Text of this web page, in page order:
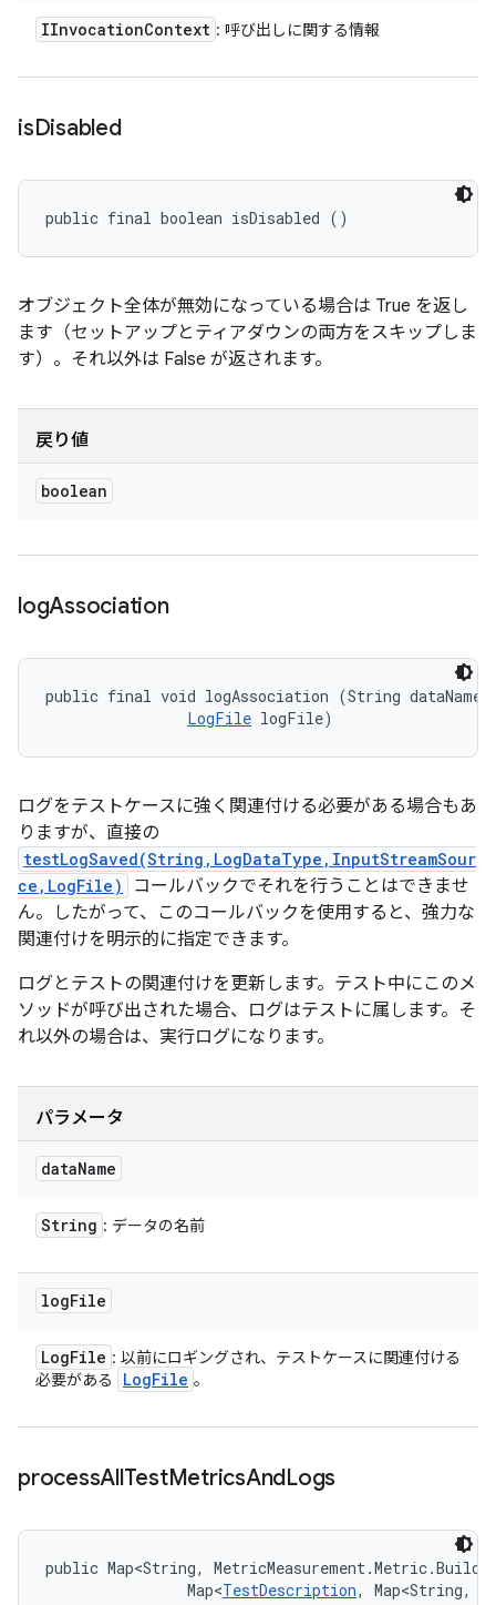
IInvocationContext : 呼び出しに関する情報
isDisabled
public final boolean isDisabled ()
オブジェクト全体が無効になっている場合は True を返し
ます（セットアップとティアダウンの両方をスキップしま
す）。それ以外は False が返されます。
戻り値
boolean
logAssociation
public final void logAssociation (String
LogFile logFile)
ログをテストケースに強く関連付ける必要がある場合もあ
りますが、直接の
testLogSaved(String,LogDataType,InputStreamSour
ce,LogFile)
コールバックでそれを行うことはできませ
ん。したがって、このコールバックを使用すると、強力な
関連付けを明示的に指定できます。
ログとテストの関連付けを更新します。テスト中にこのメ
ソッドが呼び出された場合、ログはテストに属します。そ
れ以外の場合は、実行ログになります。
パラメータ
dataName
String : データの名前
logFile
LogFile : 以前にロギングされ、テストケースに関連付ける
必要がある
LogFile 。
processAllTestMetricsAndLogs
public Map<String,
                Map<
TestDescription, Map<String,